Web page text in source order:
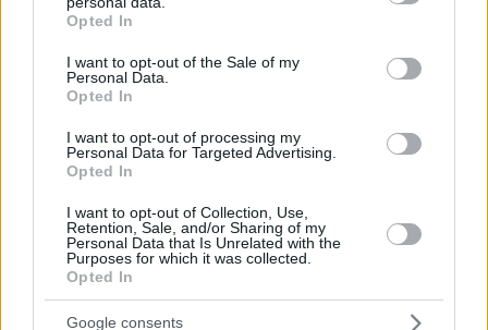
grant or deny consent to Google and its third-party tags to
use your data for below specified purposes in below Google
consent section.
Opted In
I want to opt-out of the Sale of my
Personal Data.
Opted In
I want to opt-out of processing my
Personal Data for Targeted Advertising.
Opted In
I want to opt-out of Collection, Use,
Retention, Sale, and/or Sharing of my
Personal Data that Is Unrelated with the
Purposes for which it was collected.
Opted In
Google consents
Η ΥΠΑ διαπίστωσε κενό στον νόμο όταν ένας...
απίθανος τύπος προσγείωσε το ελικόπτερό του
στο Σαρακήνικο με εκατοντάδες λουόμενους -
Παρέμβαση Εισαγγελέα
09.08.2026, 14:15